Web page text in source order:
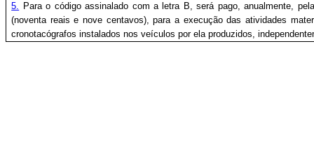
5. Para o código assinalado com a letra B, será pago, anualmente,
(noventa reais e nove centavos), para a execução das atividades
cronotacógrafos instalados nos veículos por ela produzidos,